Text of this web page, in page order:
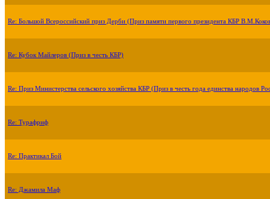
Re: Большой Всероссийский приз Дерби (Приз памяти первого президента КБР
Re: Кубок Майлеров (Приз в честь КБР)
Re: Приз Министерства сельского хозяйства КБР (Приз в честь года единства народов
Re: Турафриф
Re: Практикал Бой
Re: Джамила Маф